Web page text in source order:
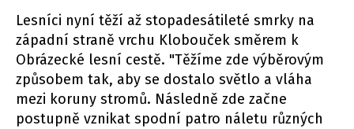
Lesníci nyní těží až stopadesátileté smrky na
západní straně vrchu Klobouček směrem k
Obrázecké lesní cestě. "Těžíme zde výběrovým
způsobem tak, aby se dostalo světlo a vláha
mezi koruny stromů. Následně zde začne
postupně vznikat spodní patro náletu různých